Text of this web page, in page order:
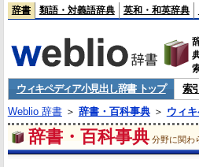
辞書 類語・対義語辞典 英和・和英辞典
典
ウィキペディア小見出し辞書 トップ 索引
Weblio 辞書＞ 辞書・百科事典＞ ウィ
辞書・百科事典 分野に関わ